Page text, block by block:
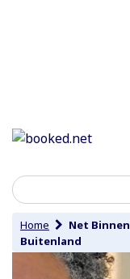
Home Net Binnen
Buitenland